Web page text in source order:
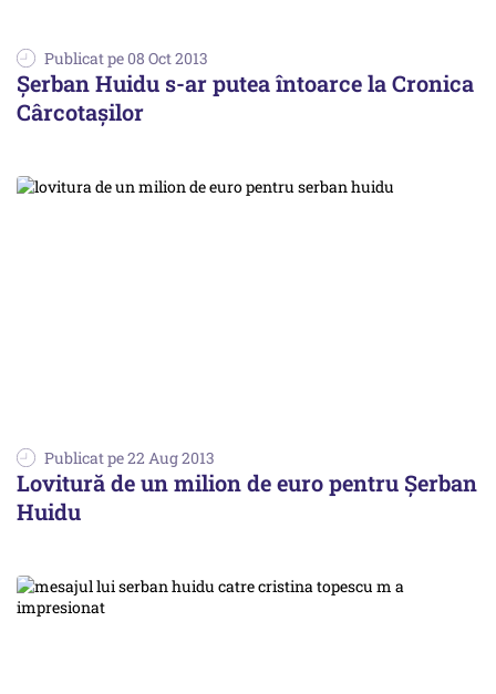
Publicat pe 08 Oct 2013
Șerban Huidu s-ar putea întoarce la Cronica
Cârcotașilor
Publicat pe 22 Aug 2013
Lovitură de un milion de euro pentru Șerban
Huidu